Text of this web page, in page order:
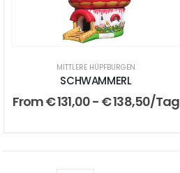
MITTLERE HÜPFBURGEN
SCHWAMMERL
From€131,00- €138,50/Tag